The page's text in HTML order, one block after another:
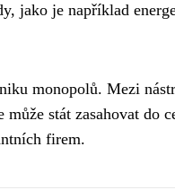
jako je například
monopolů. Mezi
stát zasahovat do
firem.